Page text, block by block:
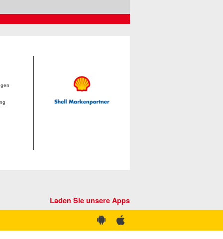
Laden Sie unsere Apps